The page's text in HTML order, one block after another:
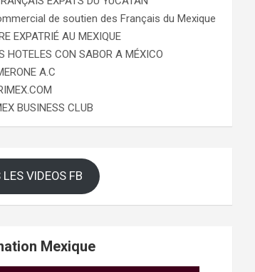
de soutien des Français du Mexique
EXPATRIÉ AU MEXIQUE
HOTELES CON SABOR A MÉXICO
A.C
BUSINESS CLUB
LES VIDEOS FB
Mexique